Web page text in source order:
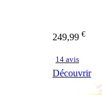
249,99 €
14 avis
Découvrir